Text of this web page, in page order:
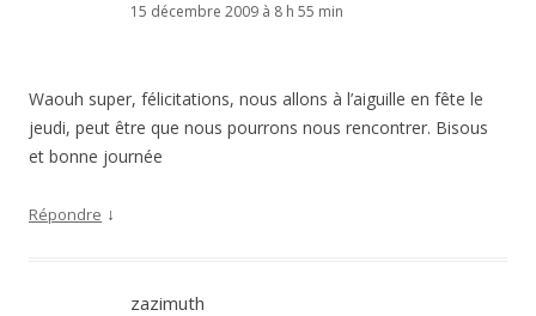
15 décembre 2009 à 8 h 55 min
Waouh super, félicitations, nous allons à l’aiguille en fête le
jeudi, peut être que nous pourrons nous rencontrer. Bisous
et bonne journée
Répondre ↓
zazimuth